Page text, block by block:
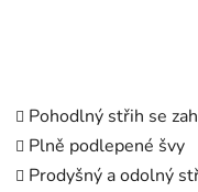
Pohodlný střih se
Plně podlepené švy
Prodyšný a odolný